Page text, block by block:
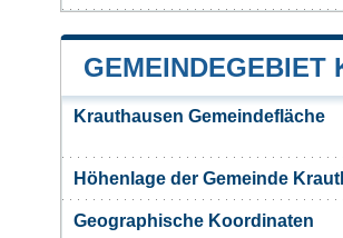
GEMEINDEGEBIET
Krauthausen Gemeindefläche
Höhenlage der Gemeinde
Geographische Koordinaten